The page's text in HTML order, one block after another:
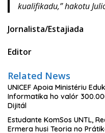
kualifikadu,” hakotu
Jornalista/Estajiada
Editor
Related News
UNICEF Apoia Ministériu
Informatika ho valór
Dijitál
Estudante KomSos UNTL,
Ermera husi Teoria no